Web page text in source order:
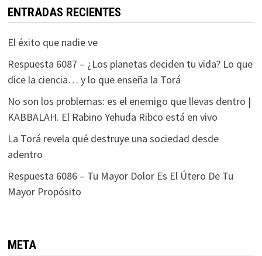
ENTRADAS RECIENTES
El éxito que nadie ve
Respuesta 6087 – ¿Los planetas deciden tu vida? Lo que
dice la ciencia… y lo que enseña la Torá
No son los problemas: es el enemigo que llevas dentro |
KABBALAH. El Rabino Yehuda Ribco está en vivo
La Torá revela qué destruye una sociedad desde
adentro
Respuesta 6086 – Tu Mayor Dolor Es El Útero De Tu
Mayor Propósito
META